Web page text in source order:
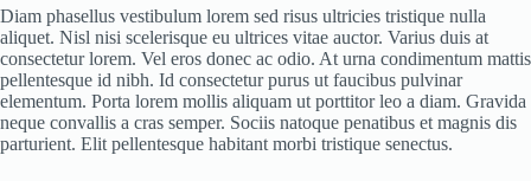
Diam phasellus vestibulum lorem sed risus ultricies tristique nulla
aliquet. Nisl nisi scelerisque eu ultrices vitae auctor. Varius duis at
consectetur lorem. Vel eros donec ac odio. At urna condimentum mattis
pellentesque id nibh. Id consectetur purus ut faucibus pulvinar
elementum. Porta lorem mollis aliquam ut porttitor leo a diam. Gravida
neque convallis a cras semper. Sociis natoque penatibus et magnis dis
parturient. Elit pellentesque habitant morbi tristique senectus.